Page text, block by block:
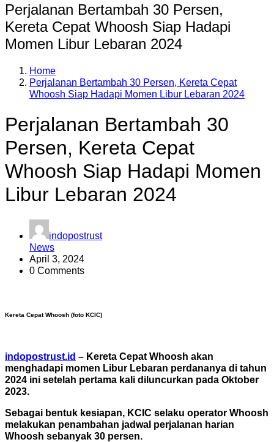
Perjalanan Bertambah 30 Persen,
Kereta Cepat Whoosh Siap Hadapi
Momen Libur Lebaran 2024
Home
Perjalanan Bertambah 30 Persen, Kereta Cepat
Whoosh Siap Hadapi Momen Libur Lebaran 2024
Perjalanan Bertambah 30
Persen, Kereta Cepat
Whoosh Siap Hadapi Momen
Libur Lebaran 2024
indopostrust
News
April 3, 2024
0 Comments
Kereta Cepat Whoosh (foto KCIC)
indopostrust.id – Kereta Cepat Whoosh akan
menghadapi momen Libur Lebaran perdananya di tahun
2024 ini setelah pertama kali diluncurkan pada Oktober
2023.
Sebagai bentuk kesiapan, KCIC selaku operator Whoosh
melakukan penambahan jadwal perjalanan harian
Whoosh sebanyak 30 persen.